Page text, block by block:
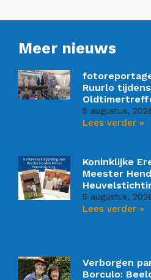
Meer nieuws
Ruurlo
5 augustus,
Lees verder »
Koninklijke
Meester
5 augustus,
Lees verder »
Verborgen
Borculo: